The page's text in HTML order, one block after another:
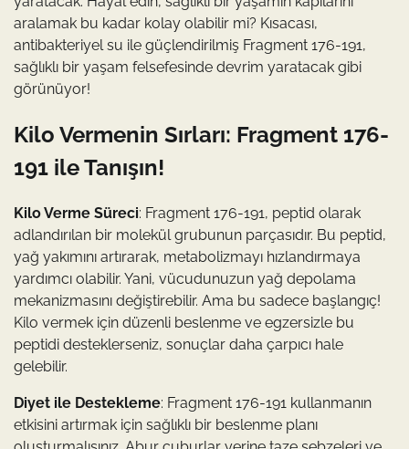
aralamak bu kadar kolay olabilir mi? Kısacası,
antibakteriyel su ile güçlendirilmiş Fragment 176-191,
sağlıklı bir yaşam felsefesinde devrim yaratacak gibi
görünüyor!
Kilo Vermenin Sırları: Fragment 176-
191 ile Tanışın!
Kilo Verme Süreci: Fragment 176-191, peptid olarak
adlandırılan bir molekül grubunun parçasıdır. Bu peptid,
yağ yakımını artırarak, metabolizmayı hızlandırmaya
yardımcı olabilir. Yani, vücudunuzun yağ depolama
mekanizmasını değiştirebilir. Ama bu sadece başlangıç!
Kilo vermek için düzenli beslenme ve egzersizle bu
peptidi desteklerseniz, sonuçlar daha çarpıcı hale
gelebilir.
Diyet ile Destekleme: Fragment 176-191 kullanmanın
etkisini artırmak için sağlıklı bir beslenme planı